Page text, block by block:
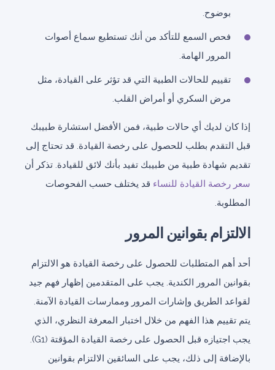
بوضوح.
فحص السمع للتأكد من أنك تستطيع سماع أصوات
المرور الهامة.
تقييم للحالات الطبية التي قد تؤثر على القيادة، مثل
مرض السكري أو أمراض القلب.
إذا كان لديك أي حالات طبية، فمن الأفضل استشارة طبيبك
قبل التقدم بطلب للحصول على رخصة القيادة. قد تحتاج إلى
تقديم شهادة طبية من طبيبك تفيد بأنك لائق للقيادة. تذكر أن
سعر رخصة القيادة للنساء قد يختلف حسب الفحوصات
المطلوبة.
الالتزام بقوانين المرور
أحد أهم المتطلبات للحصول على رخصة القيادة هو الالتزام
بقوانين المرور الكندية. يجب على المتقدمين إظهار فهم جيد
لقواعد الطريق وإشارات المرور وممارسات القيادة الآمنة.
يتم تقييم هذا الفهم من خلال اختبار المعرفة النظري، الذي
يجب اجتيازه قبل الحصول على رخصة القيادة المؤقتة (G1).
بالإضافة إلى ذلك، يجب على السائقين الالتزام بقوانين